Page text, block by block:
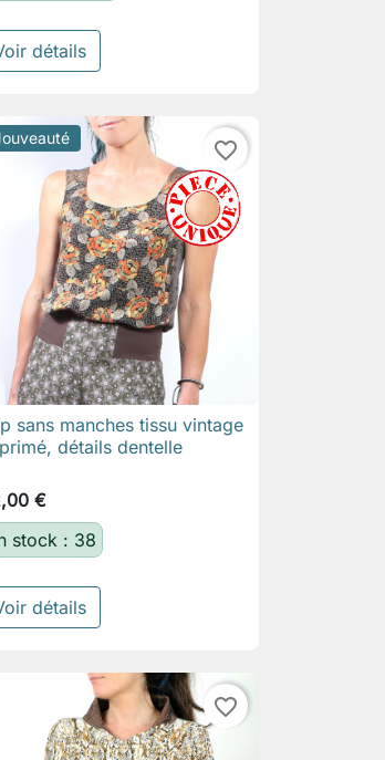
détails
favorite_border
 Aperçu rapide
sans manches tissu vintage
détails dentelle
€
stock : 38
détails
favorite_border